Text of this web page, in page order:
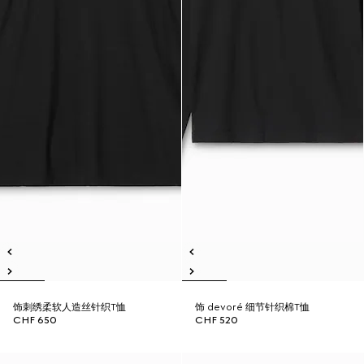
饰刺绣柔软人造丝针织T恤
CHF 650
饰 devoré 细节针织棉T恤
CHF 520